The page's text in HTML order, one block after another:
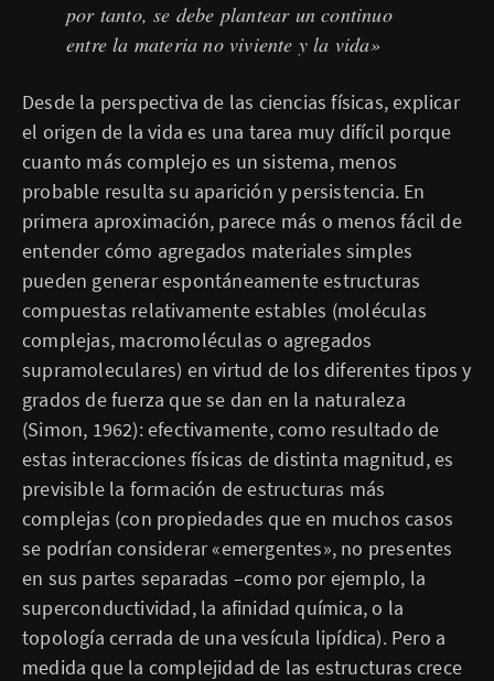
por tanto, se debe plantear un continuo
entre la materia no viviente y la vida»
Desde la perspectiva de las ciencias físicas, explicar
el origen de la vida es una tarea muy difícil porque
cuanto más complejo es un sistema, menos
probable resulta su aparición y persistencia. En
primera aproximación, parece más o menos fácil de
entender cómo agregados materiales simples
pueden generar espontáneamente estructuras
compuestas relativamente estables (moléculas
complejas, macromoléculas o agregados
supramoleculares) en virtud de los diferentes tipos y
grados de fuerza que se dan en la naturaleza
(Simon, 1962): efectivamente, como resultado de
estas interacciones físicas de distinta magnitud, es
previsible la formación de estructuras más
complejas (con propiedades que en muchos casos
se podrían considerar «emergentes», no presentes
en sus partes separadas –como por ejemplo, la
superconductividad, la afinidad química, o la
topología cerrada de una vesícula lipídica). Pero a
medida que la complejidad de las estructuras crece